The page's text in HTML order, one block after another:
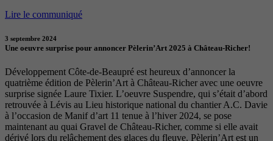
Lire le communiqué
3 septembre 2024
Une oeuvre surprise pour annoncer Pèlerin’Art 2025 à Château-Richer!
Développement Côte-de-Beaupré est heureux d’annoncer la
quatrième édition de Pèlerin’Art à Château-Richer avec une oeuvre
surprise signée Laure Tixier. L’oeuvre Suspendre, qui s’était d’abord
retrouvée à Lévis au Lieu historique national du chantier A.C. Davie
à l’occasion de Manif d’art 11 tenue à l’hiver 2024, se pose
maintenant au quai Gravel de Château-Richer, comme si elle avait
dérivé lors du relâchement des glaces du fleuve. Pèlerin’Art est un